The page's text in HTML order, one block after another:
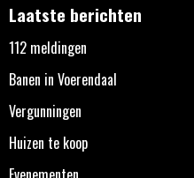
Laatste berichten
112 meldingen
Banen in Voerendaal
Vergunningen
Huizen te koop